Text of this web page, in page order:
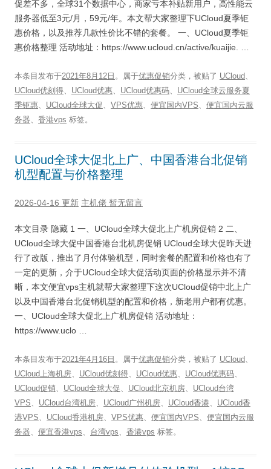
促差不多，全球31个数据中心，商家亏本补贴新用户，高性能云
服务器低至3元/月，59元/年。本文帮大家整理下UCloud夏季钜
惠价格，以及推荐几款性价比不错的套餐。 一、UCloud夏季钜
惠价格整理 活动地址：https://www.ucloud.cn/active/kuaijie. …
本条目发布于2021年8月12日 。属于优惠促销分类，被贴了 UCloud
UCloud优刻得
UCloud优惠 UCloud优惠码
UCloud全球云服务夏
季钜惠
UCloud全球大促 VPS优惠 便宜国内VPS
便宜国内云服
务器
香港vps 标签。
UCloud全球大促北上广、中国香港台北促销
机型配置与价格整理
2026-04-16 更新 主机佬 暂无留言
本文目录 隐藏 1 一、UCloud全球大促北上广机房促销 2 二、
UCloud全球大促中国香港台北机房促销 UCloud全球大促昨天进
行了改版，推出了月付体验机型，同时套餐的配置和价格也有了
一定的更新，介于UCloud全球大促活动页面的价格显示并不清
晰，本文便宜vps主机就帮大家整理下这次UCloud促销中北上广
以及中国香港台北促销机型的配置和价格，新老用户都有优惠。
一、UCloud全球大促北上广机房促销 活动地址：
https://www.uclo …
本条目发布于2021年4月16日 。属于优惠促销分类，被贴了 UCloud
UCloud上海机房
UCloud优刻得 UCloud优惠 UCloud优惠码
UCloud促销
UCloud全球大促 UCloud北京机房
UCloud台湾
VPS
UCloud台湾机房 UCloud广州机房 UCloud香港
UCloud香
港VPS
UCloud香港机房 VPS优惠 便宜国内VPS
便宜国内云服
务器
便宜香港vps 台湾vps 香港vps 标签。